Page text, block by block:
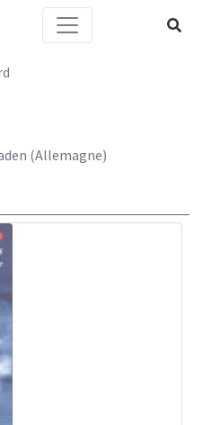
(Allemagne)